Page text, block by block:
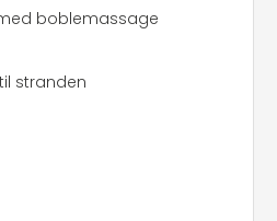
boblemassage
stranden